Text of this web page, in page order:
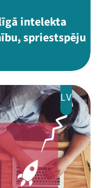
intelekta
spriestspēju
LV